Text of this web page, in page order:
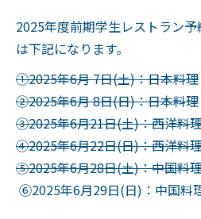
2025年度前期学生レストラン予
は下記になります。
①2025年6月 7日(土)：日本料理
②2025年6月 8日(日)：日本料理
③2025年6月21日(土)：西洋料
④2025年6月22日(日)：西洋料
⑤2025年6月28日(土)：中国料
⑥2025年6月29日(日)：中国